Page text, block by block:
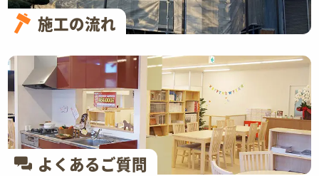
施工の流れ
よくあるご質問